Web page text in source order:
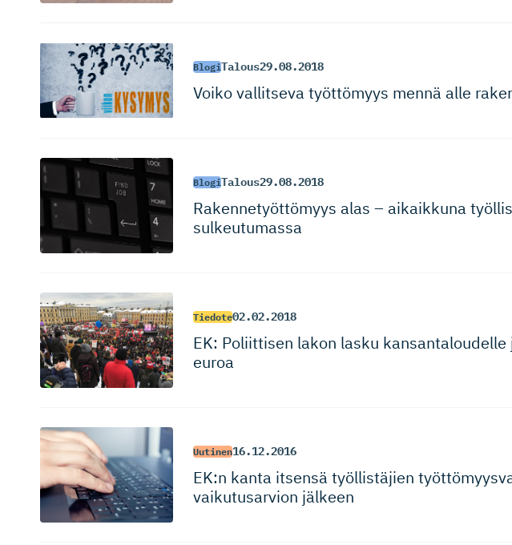
BlogiTalous29.08.2018
Voiko vallitseva työttömyys mennä alle
BlogiTalous29.08.2018
Rakennetyöt­tömyys alas – aikaikkuna
sulkeutumassa
Tiedote02.02.2018
EK: Poliittisen lakon lasku
euroa
Uutinen16.12.2016
EK:n kanta itsensä työllistäjien
vaikutusarvion jälkeen